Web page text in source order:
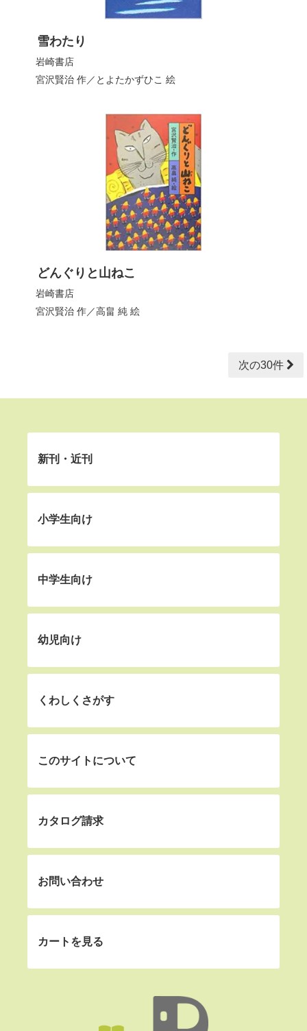
雪わたり
岩崎書店
宮沢賢治作／ とよたかずひこ 絵
どんぐりと山ねこ
岩崎書店
宮沢賢治作／高畠 純絵
次の30件
新刊・近刊
小学生向け
中学生向け
幼児向け
くわしくさがす
このサイトについて
カタログ請求
お問い合わせ
カートを見る